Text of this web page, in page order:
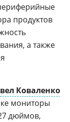
продуктов
а также
Коваленко
мониторы
дюймов,